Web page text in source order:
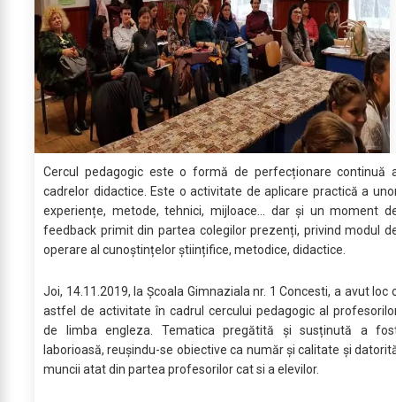
Cercul pedagogic este o formă de perfecționare continuă
cadrelor didactice. Este o activitate de aplicare practică a
experiențe, metode, tehnici, mijloace… dar și un moment
feedback primit din partea colegilor prezenți, privind modul
operare al cunoștințelor științifice, metodice, didactice.
Joi, 14.11.2019, la Școala Gimnaziala nr. 1 Concesti, a avut loc
astfel de activitate în cadrul cercului pedagogic al
de limba engleza. Tematica pregătită și susținută a
laborioasă, reușindu-se obiective ca număr și calitate și
muncii atat din partea profesorilor cat si a elevilor.